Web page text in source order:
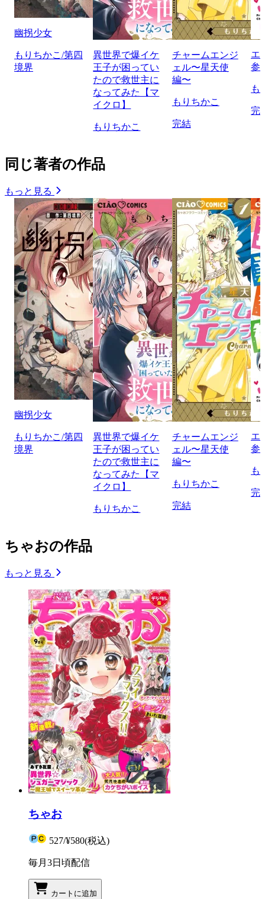
幽拐少女
もりちかこ/第四
境界
異世界で爆イケ
王子が困ってい
たので救世主に
なってみた【マ
イクロ】
もりちかこ
チャームエンジ
ェル〜星天使
編〜
もりちかこ
完結
エ
参
も
完
同じ著者の作品
もっと見る
幽拐少女
もりちかこ/第四
境界
異世界で爆イケ
王子が困ってい
たので救世主に
なってみた【マ
イクロ】
もりちかこ
チャームエンジ
ェル〜星天使
編〜
もりちかこ
完結
エ
参
も
完
ちゃおの作品
もっと見る
ちゃお
527/¥580(税込)
毎月3日頃配信
カートに追加